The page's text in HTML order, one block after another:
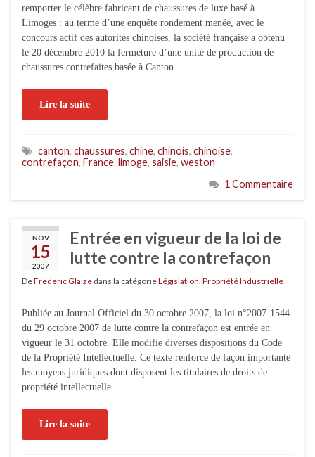
remporter le célèbre fabricant de chaussures de luxe basé à
Limoges : au terme d’une enquête rondement menée, avec le
concours actif des autorités chinoises, la société française a obtenu
le 20 décembre 2010 la fermeture d’une unité de production de
chaussures contrefaites basée à Canton. …
Lire la suite
canton, chaussures, chine, chinois, chinoise,
contrefaçon, France, limoge, saisie, weston
1 Commentaire
NOV
15
2007
Entrée en vigueur de la loi de
lutte contre la contrefaçon
DeFrederic Glaize dans la catégorieLégislation, Propriété Industrielle
Publiée au Journal Officiel du 30 octobre 2007, la loi n°2007-1544
du 29 octobre 2007 de lutte contre la contrefaçon est entrée en
vigueur le 31 octobre. Elle modifie diverses dispositions du Code
de la Propriété Intellectuelle. Ce texte renforce de façon importante
les moyens juridiques dont disposent les titulaires de droits de
propriété intellectuelle. …
Lire la suite